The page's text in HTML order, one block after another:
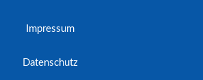
Impressum
Datenschutz